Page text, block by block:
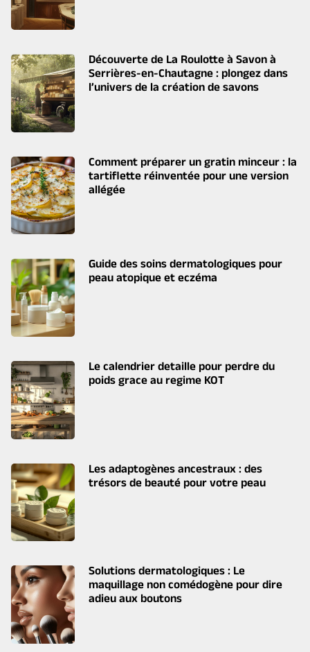
Découverte de La Roulotte à Savon à
Serrières-en-Chautagne : plongez dans
l’univers de la création de savons
Comment préparer un gratin minceur : la
tartiflette réinventée pour une version
allégée
Guide des soins dermatologiques pour
peau atopique et eczéma
Le calendrier detaille pour perdre du
poids grace au regime KOT
Les adaptogènes ancestraux : des
trésors de beauté pour votre peau
Solutions dermatologiques : Le
maquillage non comédogène pour dire
adieu aux boutons